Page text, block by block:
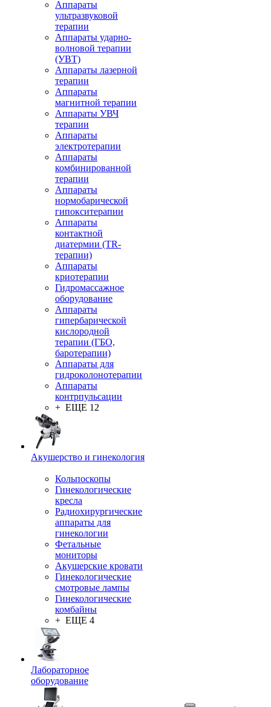
Аппараты
ультразвуковой
терапии
Аппараты ударно-
волновой терапии
(УВТ)
Аппараты лазерной
терапии
Аппараты
магнитной терапии
Аппараты УВЧ
терапии
Аппараты
электротерапии
Аппараты
комбинированной
терапии
Аппараты
нормобарической
гипокситерапии
Аппараты
контактной
диатермии (TR-
терапии)
Аппараты
криотерапии
Гидромассажное
оборудование
Аппараты
гипербарической
кислородной
терапии (ГБО,
баротерапии)
Аппараты для
гидроколонотерапии
Аппараты
контрпульсации
+ ЕЩЕ 12
Акушерство и гинекология
Кольпоскопы
Гинекологические
кресла
Радиохирургические
аппараты для
гинекологии
Фетальные
мониторы
Акушерские кровати
Гинекологические
смотровые лампы
Гинекологические
комбайны
+ ЕЩЕ 4
Лабораторное
оборудование